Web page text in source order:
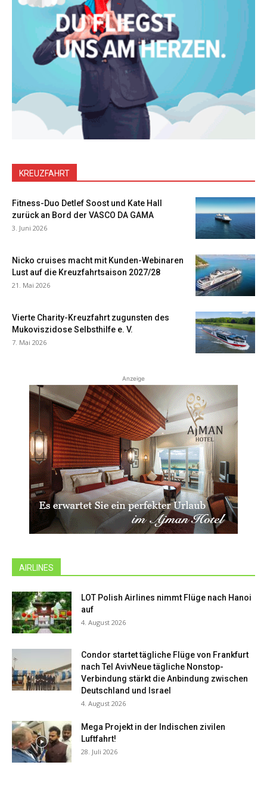
KREUZFAHRT
Fitness-Duo Detlef Soost und Kate Hall
zurück an Bord der VASCO DA GAMA
3. Juni 2026
Nicko cruises macht mit Kunden-Webinaren
Lust auf die Kreuzfahrtsaison 2027/28
21. Mai 2026
Vierte Charity-Kreuzfahrt zugunsten des
Mukoviszidose Selbsthilfe e. V.
7. Mai 2026
Anzeige
AIRLINES
LOT Polish Airlines nimmt Flüge nach Hanoi
auf
4. August 2026
Condor startet tägliche Flüge von Frankfurt
nach Tel AvivNeue tägliche Nonstop-
Verbindung stärkt die Anbindung zwischen
Deutschland und Israel
4. August 2026
Mega Projekt in der Indischen zivilen
Luftfahrt!
28. Juli 2026